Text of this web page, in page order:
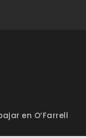
en O’Farrell